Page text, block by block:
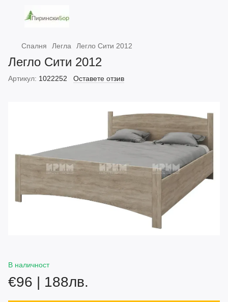
Спалня Легла Легло Сити 2012
Легло Сити 2012
Артикул: 1022252 Оставете отзив
В наличност
€96 | 188лв.